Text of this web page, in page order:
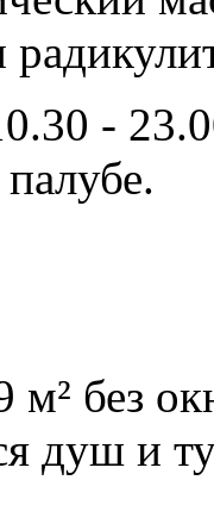
-
без
душ и